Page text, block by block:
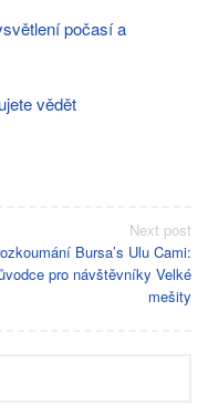
počasí a
vědět
Next post
Bursa’s Ulu Cami:
pro návštěvníky Velké
mešity